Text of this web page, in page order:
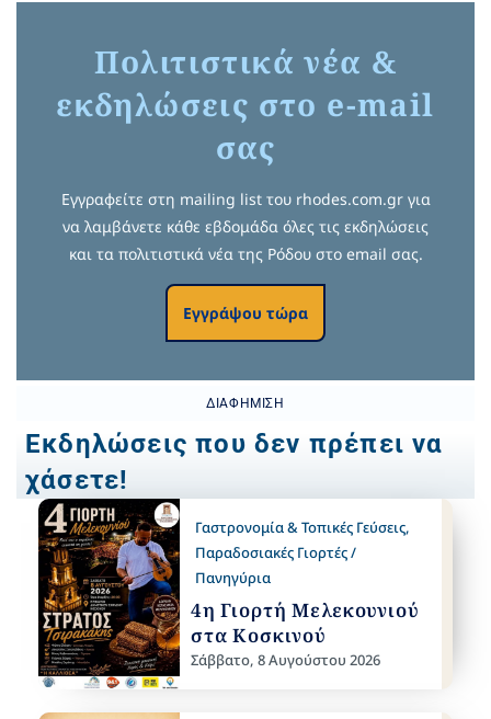
Πολιτιστικά νέα &
εκδηλώσεις στο e-mail
σας
Εγγραφείτε στη mailing list του rhodes.com.gr για
να λαμβάνετε κάθε εβδομάδα όλες τις εκδηλώσεις
και τα πολιτιστικά νέα της Ρόδου στο email σας.
Εγγράψου τώρα
ΔΙΑΦΉΜΙΣΗ
Εκδηλώσεις που δεν πρέπει να
χάσετε!
Γαστρονομία & Τοπικές Γεύσεις,
Παραδοσιακές Γιορτές /
Πανηγύρια
4η Γιορτή Μελεκουνιού
στα Κοσκινού
Σάββατο, 8 Αυγούστου 2026